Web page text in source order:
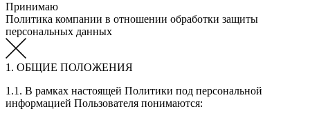
Принимаю
Политика компании в отношении обработки защиты
персональных данных
1. ОБЩИЕ ПОЛОЖЕНИЯ
1.1. В рамках настоящей Политики под персональной
информацией Пользователя понимаются: